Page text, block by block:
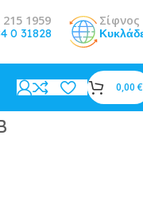
215 1959
0 31828
Σίφνος
0,00 €